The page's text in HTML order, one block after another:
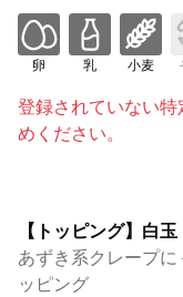
卵 乳 小麦
登録されていない
めください。
【トッピング】白
あずき系クレープに
ッピング